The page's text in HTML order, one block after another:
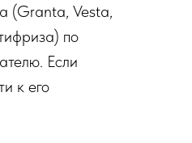
(Granta, Vesta,
по
Если
к его